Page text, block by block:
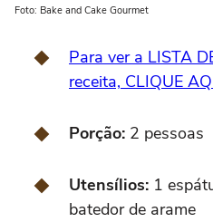
Foto: Bake and Cake Gourmet
Para ver a LISTA
receita, CLIQUE
Porção: 2 pessoas
Utensílios: 1
batedor de arame